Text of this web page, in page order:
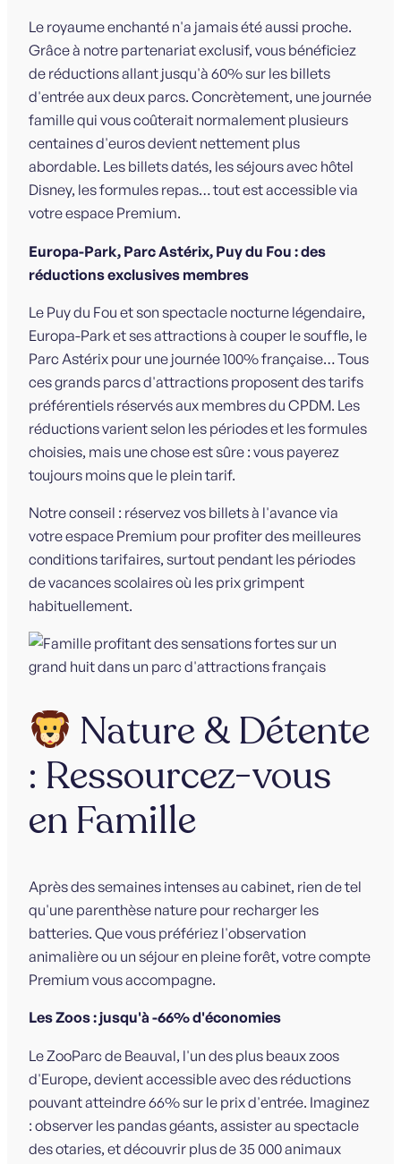
Le royaume enchanté n'a jamais été aussi proche.
Grâce à notre partenariat exclusif, vous bénéficiez
de réductions allant jusqu'à 60% sur les billets
d'entrée aux deux parcs. Concrètement, une journée
famille qui vous coûterait normalement plusieurs
centaines d'euros devient nettement plus
abordable. Les billets datés, les séjours avec hôtel
Disney, les formules repas… tout est accessible via
votre espace Premium.
Europa-Park, Parc Astérix, Puy du Fou : des
réductions exclusives membres
Le Puy du Fou et son spectacle nocturne légendaire,
Europa-Park et ses attractions à couper le souffle, le
Parc Astérix pour une journée 100% française… Tous
ces grands parcs d'attractions proposent des tarifs
préférentiels réservés aux membres du CPDM. Les
réductions varient selon les périodes et les formules
choisies, mais une chose est sûre : vous payerez
toujours moins que le plein tarif.
Notre conseil : réservez vos billets à l'avance via
votre espace Premium pour profiter des meilleures
conditions tarifaires, surtout pendant les périodes
de vacances scolaires où les prix grimpent
habituellement.
Nature & Détente
: Ressourcez-vous
en Famille
Après des semaines intenses au cabinet, rien de tel
qu'une parenthèse nature pour recharger les
batteries. Que vous préfériez l'observation
animalière ou un séjour en pleine forêt, votre compte
Premium vous accompagne.
Les Zoos : jusqu'à -66% d'économies
Le ZooParc de Beauval, l'un des plus beaux zoos
d'Europe, devient accessible avec des réductions
pouvant atteindre 66% sur le prix d'entrée. Imaginez
: observer les pandas géants, assister au spectacle
des otaries, et découvrir plus de 35 000 animaux